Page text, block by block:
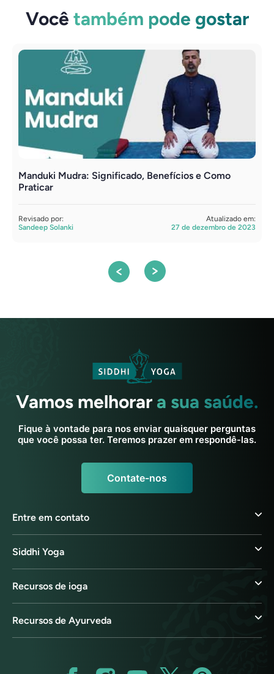
Você também pode gostar
Manduki Mudra: Significado, Benefícios e Como
Praticar
Revisado por:
Sandeep Solanki
Atualizado em:
27 de dezembro de 2023
Vamos melhorar a sua saúde.
Fique à vontade para nos enviar quaisquer perguntas
que você possa ter. Teremos prazer em respondê-las.
Contate-nos
Entre em contato
Siddhi Yoga
Recursos de ioga
Recursos de Ayurveda